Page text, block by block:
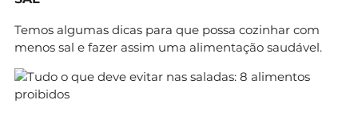
Temos algumas dicas para que possa cozinhar com
menos sal e fazer assim uma alimentação saudável.